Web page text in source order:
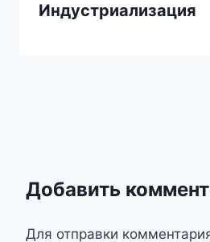
Индустриализация
Добавить
Для отправки